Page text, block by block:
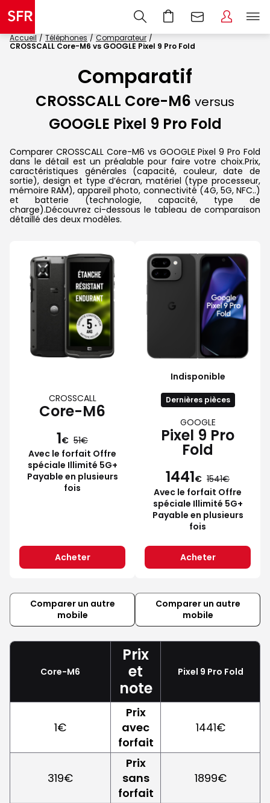
Accueil Téléphones
Comparateur
CROSSCALL Core-M6 vs GOOGLE Pixel 9 Pro Fold
Comparatif
CROSSCALL Core-M6 versus
GOOGLE Pixel 9 Pro Fold
Comparer CROSSCALL Core-M6 vs GOOGLE Pixel 9 Pro Fold
dans le détail est un préalable pour faire votre choix.Prix,
caractéristiques générales (capacité, couleur, date de
sortie), design et type d’écran, matériel (type processeur,
mémoire RAM), appareil photo, connectivité (4G, 5G, NFC..)
et batterie (technologie, capacité, type de
charge).Découvrez ci-dessous le tableau de comparaison
détaillé des deux modèles.
CROSSCALL
Core-M6
1€ 51
Avec le forfait Offre
spéciale Illimité 5G+
Payable en plusieurs
fois
Acheter
Indisponible
Dernières pièces
GOOGLE
Pixel 9 Pro
Fold
1441€ 1541
Avec le forfait Offre
spéciale Illimité 5G+
Payable en plusieurs
fois
Acheter
Comparer un autre
mobile
Comparer un autre
mobile
Core-M6
Prix
et
note
Pixel 9 Pro Fold
1€
Prix
avec
forfait
1441€
319€
Prix
sans
forfait
1899€